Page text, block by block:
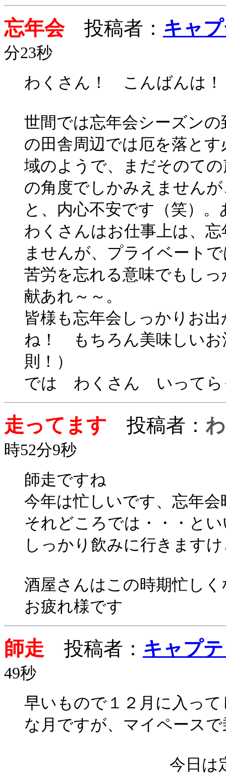
忘年会投稿者： キャ
分23秒
わくさん！ こんばんは！
世間では忘年会シーズン
の田舎周辺では厄を落と
域のようで、まだそのて
の角度でしかみえません
と、内心不安です（笑）
わくさんはお仕事上は、
ませんが、プライベート
苦労を忘れる意味でもし
献あれ～～。
皆様も忘年会しっかりお
ね！ もちろん美味しいお
則！）
では わくさん いってら
走ってます 投稿者：
時52分9秒
師走ですね
今年は忙しいです、忘年会
それどころでは・・・と
しっかり飲みに行きます
酒屋さんはこの時期忙し
お疲れ様です
師走 投稿者： キャプ
49秒
早いもので１２月に入っ
な月ですが、マイペース
今日は定休日で